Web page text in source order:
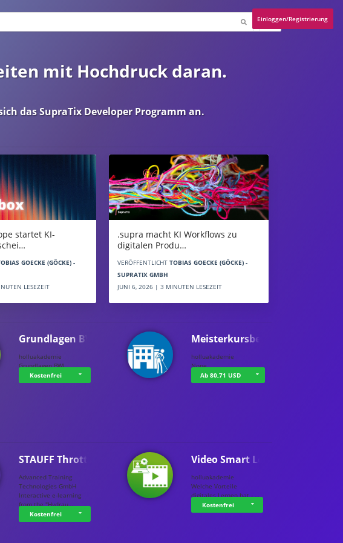
Einloggen/Registrierung
mit Hochdruck daran.
dasSupraTix Developer Programman.
startet KI-
GOECKE (GÖCKE) -
LESEZEIT
.supra macht KI Workflows zu
digitalen Produ…
VERÖFFENTLICHT TOBIAS GOECKE (GÖCKE) -
SUPRATIX GMBH
JUNI 6, 2026 | 3 MINUTEN LESEZEIT
Grundlagen BWL
holluakademie
Grundlagen BWL
Kostenfrei
Meisterkursbegl…
holluakademie
None
Ab 80,71 USD
STAUFF Throttle…
Advanced Training
Technologies GmbH
Interactive e-learning
from the "Hydrau…
Kostenfrei
Video Smart Lea…
holluakademie
Welche Vorteile
digitales Lernen hat - …
Kostenfrei